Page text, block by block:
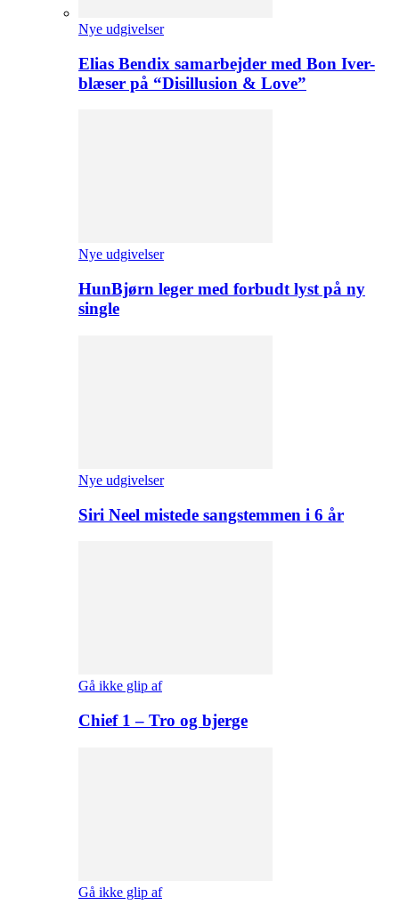
Nye udgivelser
Elias Bendix samarbejder med Bon Iver-
blæser på “Disillusion & Love”
Nye udgivelser
HunBjørn leger med forbudt lyst på ny
single
Nye udgivelser
Siri Neel mistede sangstemmen i 6 år
Gå ikke glip af
Chief 1 – Tro og bjerge
Gå ikke glip af